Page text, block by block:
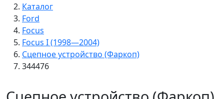
Каталог
Ford
Focus
Focus I (1998—2004)
Сцепное устройство (Фаркоп)
344476